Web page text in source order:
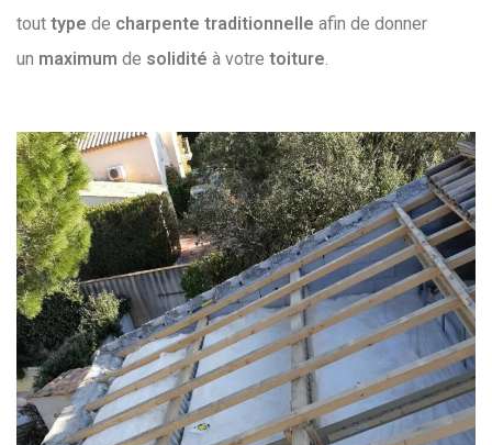
tout type de charpente traditionnelle afin de donner
un maximum de solidité à votre toiture.